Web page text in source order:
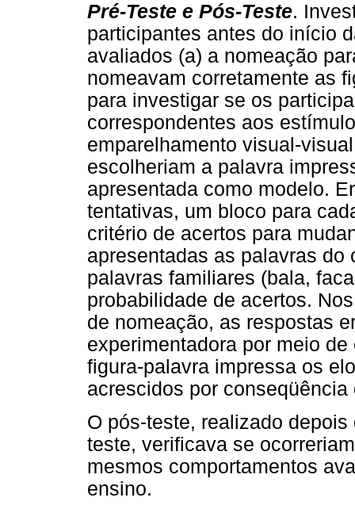
Pré-Teste e Pós-Teste.
participantes antes do início
avaliados (a) a nomeação
nomeavam corretamente as
para investigar se os
correspondentes aos
emparelhamento visual-
escolheriam a palavra
apresentada como modelo.
tentativas, um bloco para
critério de acertos para
apresentadas as palavras do
palavras familiares (bala,
probabilidade de acertos.
de nomeação, as respostas
experimentadora por meio
figura-palavra impressa os
acrescidos por
O pós-teste, realizado
teste, verificava se
mesmos comportamentos
ensino.